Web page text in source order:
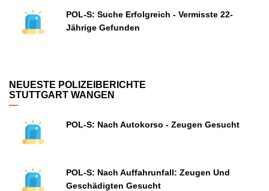
POL-S: Suche Erfolgreich - Vermisste 22-
Jährige Gefunden
NEUESTE POLIZEIBERICHTE
STUTTGART WANGEN
POL-S: Nach Autokorso - Zeugen Gesucht
POL-S: Nach Auffahrunfall: Zeugen Und
Geschädigten Gesucht